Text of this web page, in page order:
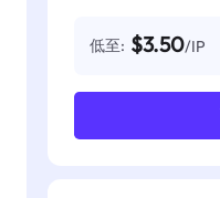
低至: $3.50/IP